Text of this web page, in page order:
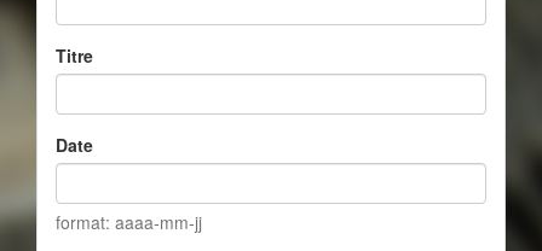
Titre
Date
format: aaaa-mm-jj